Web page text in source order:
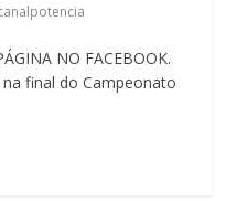
NO FACEBOOK.
final do Campeonato